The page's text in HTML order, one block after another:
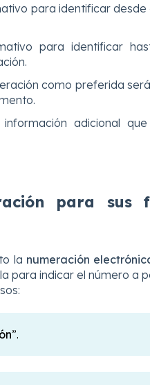
para identificar
para identificar
como preferida
adicional
para sus
la numeración
para indicar el número a
”.